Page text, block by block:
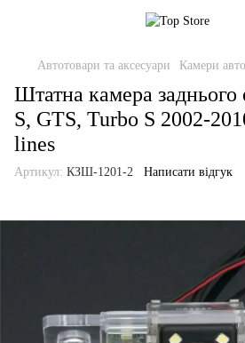
Автотовари та аксесуари Камери
Штатна камера заднього
S, GTS, Turbo S 2002-
lines
Артикул: КЗШ-1201-2 Написати відгук